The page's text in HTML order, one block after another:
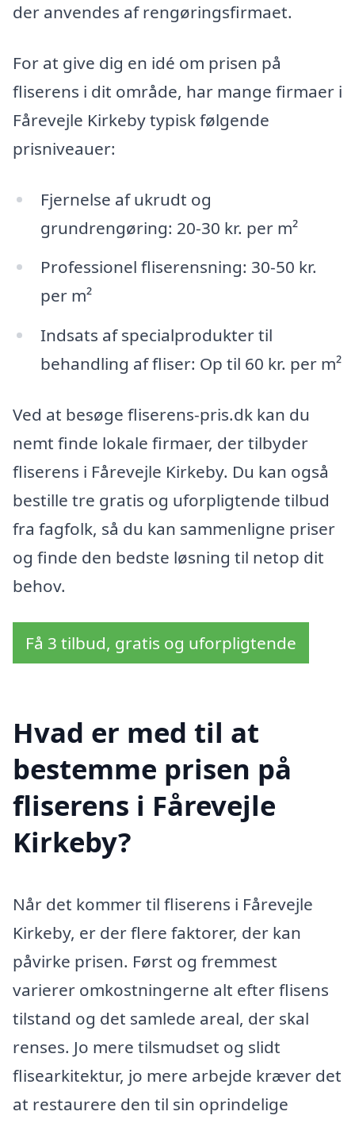
der anvendes af rengøringsfirmaet.
For at give dig en idé om prisen på
fliserens i dit område, har mange firmaer i
Fårevejle Kirkeby typisk følgende
prisniveauer:
Fjernelse af ukrudt og
grundrengøring: 20-30 kr. per m²
Professionel fliserensning: 30-50 kr.
per m²
Indsats af specialprodukter til
behandling af fliser: Op til 60 kr. per m²
Ved at besøge fliserens-pris.dk kan du
nemt finde lokale firmaer, der tilbyder
fliserens i Fårevejle Kirkeby. Du kan også
bestille tre gratis og uforpligtende tilbud
fra fagfolk, så du kan sammenligne priser
og finde den bedste løsning til netop dit
behov.
Få 3 tilbud, gratis og uforpligtende
Hvad er med til at
bestemme prisen på
fliserens i Fårevejle
Kirkeby?
Når det kommer til fliserens i Fårevejle
Kirkeby, er der flere faktorer, der kan
påvirke prisen. Først og fremmest
varierer omkostningerne alt efter flisens
tilstand og det samlede areal, der skal
renses. Jo mere tilsmudset og slidt
flisearkitektur, jo mere arbejde kræver det
at restaurere den til sin oprindelige